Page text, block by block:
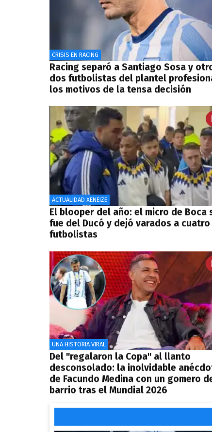
CRISIS EN RACING
Racing separó a Santiago Sosa y
dos futbolistas del plantel
los motivos de la tensa decisión
ACTUALIDAD XENEIZE
El blooper del año: el micro de Boca
fue del Ducó y dejó varados a cuatro
futbolistas
UNA HISTORIA VIRAL
Del "regalaron la Copa" al llanto
desconsolado: la inolvidable
de Facundo Medina con un gomero
barrio tras el Mundial 2026